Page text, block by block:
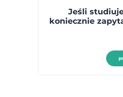
Jeśli
koniecznie